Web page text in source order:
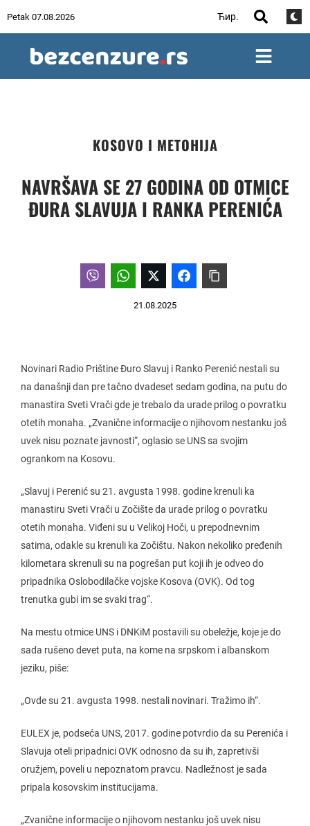
Petak 07.08.2026 Ћир.
KOSOVO I METOHIJA
NAVRŠAVA SE 27 GODINA OD OTMICE
ĐURA SLAVUJA I RANKA PERENIĆA
21.08.2025
Novinari Radio Prištine Đuro Slavuj i Ranko Perenić nestali su
na današnji dan pre tačno dvadeset sedam godina, na putu do
manastira Sveti Vrači gde je trebalo da urade prilog o povratku
otetih monaha. „Zvanične informacije o njihovom nestanku još
uvek nisu poznate javnosti“, oglasio se UNS sa svojim
ogrankom na Kosovu.
„Slavuj i Perenić su 21. avgusta 1998. godine krenuli ka
manastiru Sveti Vrači u Zočište da urade prilog o povratku
otetih monaha. Viđeni su u Velikoj Hoči, u prepodnevnim
satima, odakle su krenuli ka Zočištu. Nakon nekoliko pređenih
kilometara skrenuli su na pogrešan put koji ih je odveo do
pripadnika Oslobodilačke vojske Kosova (OVK). Od tog
trenutka gubi im se svaki trag“.
Na mestu otmice UNS i DNKiM postavili su obeležje, koje je do
sada rušeno devet puta, na kome na srpskom i albanskom
jeziku, piše:
„Ovde su 21. avgusta 1998. nestali novinari. Tražimo ih“.
EULEX je, podseća UNS, 2017. godine potvrdio da su Perenića i
Slavuja oteli pripadnici OVK odnosno da su ih, zapretivši
oružjem, poveli u nepoznatom pravcu. Nadležnost je sada
pripala kosovskim institucijama.
„Zvanične informacije o njihovom nestanku još uvek nisu